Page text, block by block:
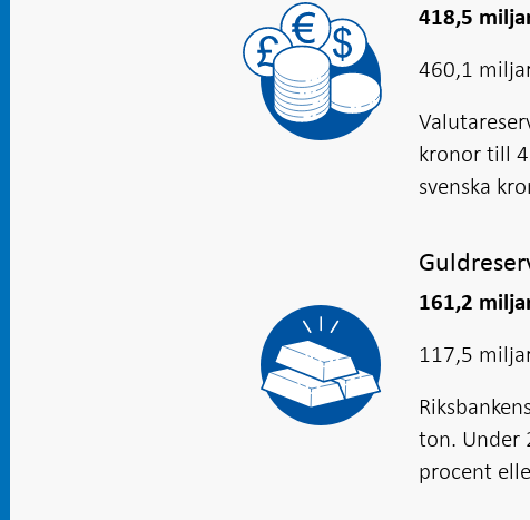
418,5
460,1
kronor till
svenska
161,2
117,5
ton. Under
procent